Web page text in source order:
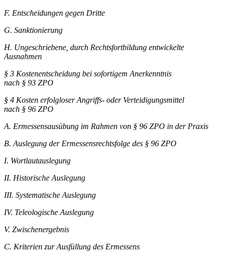
F. Entscheidungen gegen Dritte
G. Sanktionierung
H. Ungeschriebene, durch Rechtsfortbildung entwickelte
Ausnahmen
§ 3 Kostenentscheidung bei sofortigem Anerkenntnis
nach § 93 ZPO
§ 4 Kosten erfolgloser Angriffs- oder Verteidigungsmittel
nach § 96 ZPO
A. Ermessensausübung im Rahmen von § 96 ZPO in der Praxis
B. Auslegung der Ermessensrechtsfolge des § 96 ZPO
I. Wortlautauslegung
II. Historische Auslegung
III. Systematische Auslegung
IV. Teleologische Auslegung
V. Zwischenergebnis
C. Kriterien zur Ausfüllung des Ermessens